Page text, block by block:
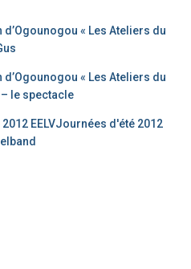
« Les Ateliers du
« Les Ateliers du
le spectacle
EELVJournées d'été 2012